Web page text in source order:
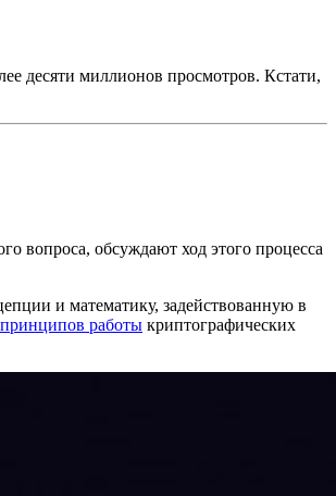
десяти миллионов просмотров. Кстати,
вопроса, обсуждают ход этого процесса
и математику, задействованную в
работы криптографических